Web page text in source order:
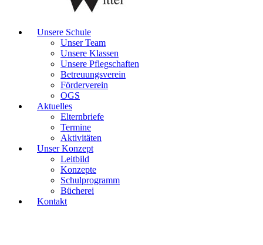
Unsere Schule
Unser Team
Unsere Klassen
Unsere Pflegschaften
Betreuungsverein
Förderverein
OGS
Aktuelles
Elternbriefe
Termine
Aktivitäten
Unser Konzept
Leitbild
Konzepte
Schulprogramm
Bücherei
Kontakt